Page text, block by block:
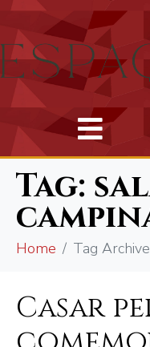
Tag:
Home Tag
Casar